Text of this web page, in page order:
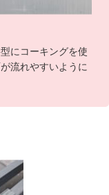
にコーキングを使
流れやすいように